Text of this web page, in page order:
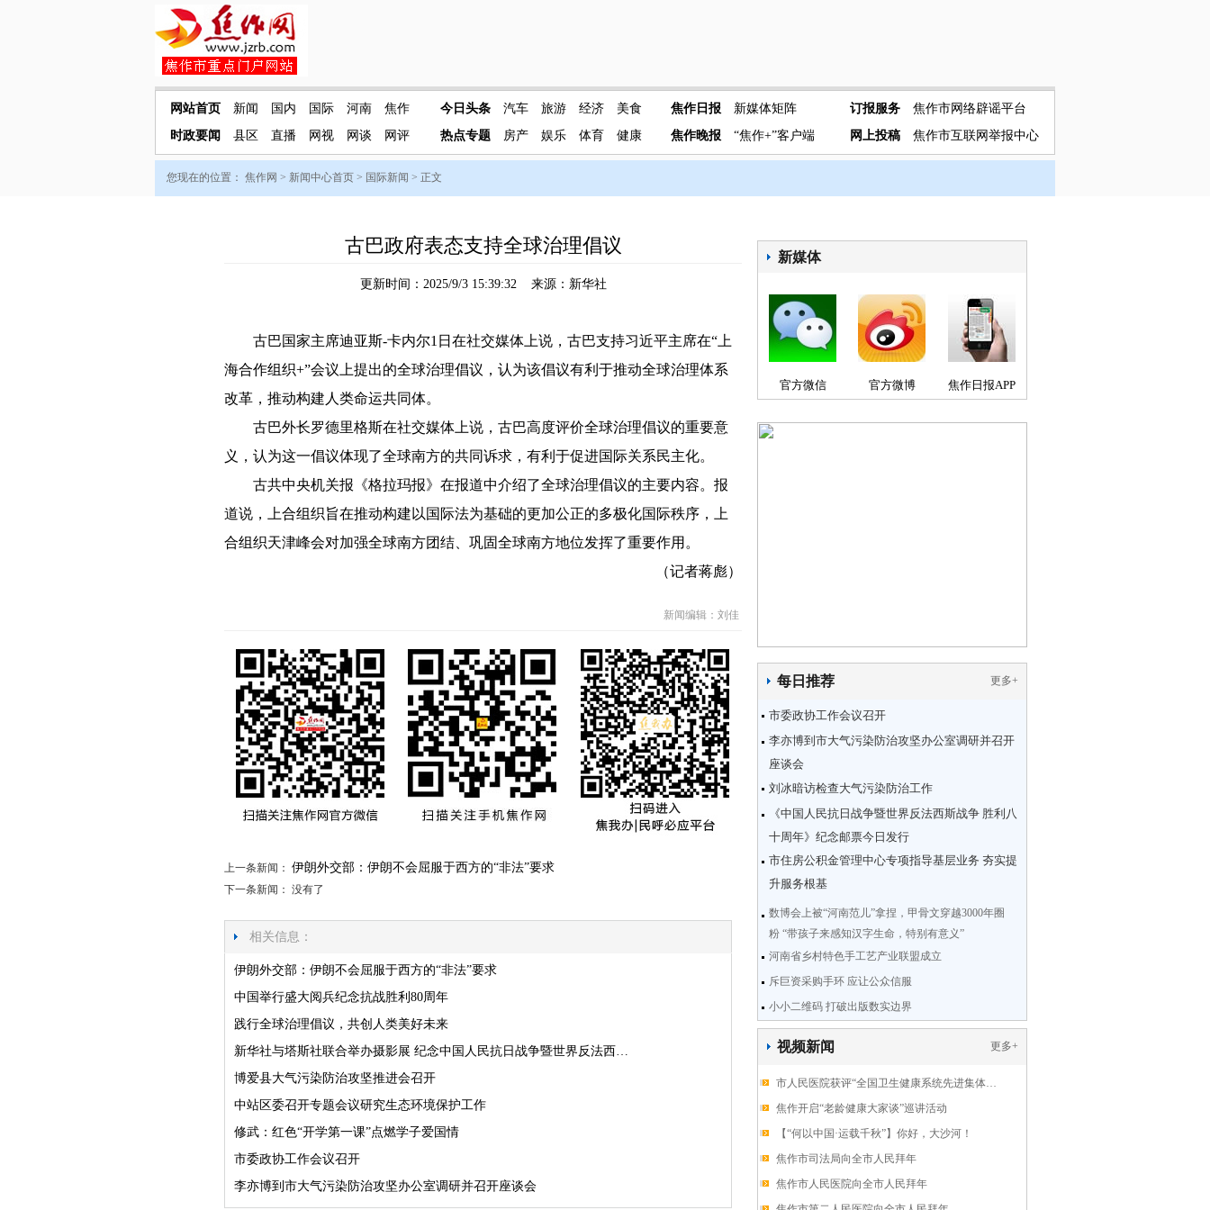
网站首页 新闻 国内 国际 河南
焦作
时政要闻
县区 直播 网视 网谈 网评
今日头条 汽车 旅游 经济
美食
热点专题
房产 娱乐 体育 健康
焦作日报
新媒体矩阵
焦作晚报
“焦作+”客户端
订报服务
焦作市网络辟谣平台
网上投稿
焦作市互联网举报中心
您现在的位置： 焦作网 > 新闻中心首页 > 国际新闻 > 正文
新媒体
官方微信 官方微博 焦作日报APP
每日推荐 更多+
市委政协工作会议召开
李亦博到市大气污染防治攻坚办公室调研并召开
座谈会
刘冰暗访检查大气污染防治工作
《中国人民抗日战争暨世界反法西斯战争 胜利八
十周年》纪念邮票今日发行
市住房公积金管理中心专项指导基层业务 夯实提
升服务根基
数博会上被“河南范儿”拿捏，甲骨文穿越3000年圈
粉 “带孩子来感知汉字生命，特别有意义”
河南省乡村特色手工艺产业联盟成立
斥巨资采购手环 应让公众信服
小小二维码 打破出版数实边界
视频新闻 更多+
市人民医院获评“全国卫生健康系统先进集体…
焦作开启“老龄健康大家谈”巡讲活动
【“何以中国·运载千秋”】你好，大沙河！
焦作市司法局向全市人民拜年
焦作市人民医院向全市人民拜年
古巴政府表态支持全球治理倡议
更新时间：2025/9/3 15:39:32 来源：新华社
古巴国家主席迪亚斯-卡内尔1日在社交媒体上说，古巴支持习近平主席在“上
海合作组织+”会议上提出的全球治理倡议，认为该倡议有利于推动全球治理体系
改革，推动构建人类命运共同体。
古巴外长罗德里格斯在社交媒体上说，古巴高度评价全球治理倡议的重要意
义，认为这一倡议体现了全球南方的共同诉求，有利于促进国际关系民主化。
古共中央机关报《格拉玛报》在报道中介绍了全球治理倡议的主要内容。报
道说，上合组织旨在推动构建以国际法为基础的更加公正的多极化国际秩序，上
合组织天津峰会对加强全球南方团结、巩固全球南方地位发挥了重要作用。
（记者蒋彪）
新闻编辑：刘佳
上一条新闻：伊朗外交部：伊朗不会屈服于西方的“非法”要求
下一条新闻： 没有了
相关信息：
伊朗外交部：伊朗不会屈服于西方的“非法”要求
中国举行盛大阅兵纪念抗战胜利80周年
践行全球治理倡议，共创人类美好未来
新华社与塔斯社联合举办摄影展 纪念中国人民抗日战争暨世界反法西…
博爱县大气污染防治攻坚推进会召开
中站区委召开专题会议研究生态环境保护工作
修武：红色“开学第一课”点燃学子爱国情
市委政协工作会议召开
李亦博到市大气污染防治攻坚办公室调研并召开座谈会